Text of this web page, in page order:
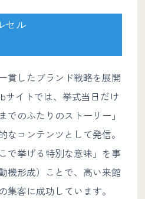
セル
貫したブランド戦略を展開
サイトでは、挙式当日だけ
でのふたりのストーリー」
なコンテンツとして発信。
で挙げる特別な意味」を事
機形成）ことで、高い来館
集客に成功しています。